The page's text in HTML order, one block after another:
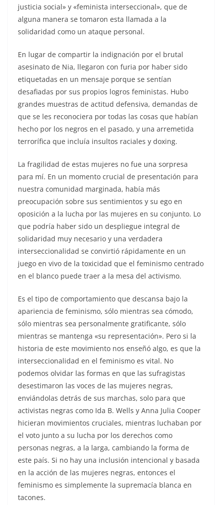
justicia social» y «feminista interseccional», que de
alguna manera se tomaron esta llamada a la
solidaridad como un ataque personal.
En lugar de compartir la indignación por el brutal
asesinato de Nia, llegaron con furia por haber sido
etiquetadas en un mensaje porque se sentían
desafiadas por sus propios logros feministas. Hubo
grandes muestras de actitud defensiva, demandas de
que se les reconociera por todas las cosas que habían
hecho por los negros en el pasado, y una arremetida
terrorífica que incluía insultos raciales y doxing.
La fragilidad de estas mujeres no fue una sorpresa
para mí. En un momento crucial de presentación para
nuestra comunidad marginada, había más
preocupación sobre sus sentimientos y su ego en
oposición a la lucha por las mujeres en su conjunto. Lo
que podría haber sido un despliegue integral de
solidaridad muy necesario y una verdadera
interseccionalidad se convirtió rápidamente en un
juego en vivo de la toxicidad que el feminismo centrado
en el blanco puede traer a la mesa del activismo.
Es el tipo de comportamiento que descansa bajo la
apariencia de feminismo, sólo mientras sea cómodo,
sólo mientras sea personalmente gratificante, sólo
mientras se mantenga «su representación». Pero si la
historia de este movimiento nos enseñó algo, es que la
interseccionalidad en el feminismo es vital. No
podemos olvidar las formas en que las sufragistas
desestimaron las voces de las mujeres negras,
enviándolas detrás de sus marchas, solo para que
activistas negras como Ida B. Wells y Anna Julia Cooper
hicieran movimientos cruciales, mientras luchaban por
el voto junto a su lucha por los derechos como
personas negras, a la larga, cambiando la forma de
este país. Si no hay una inclusión intencional y basada
en la acción de las mujeres negras, entonces el
feminismo es simplemente la supremacía blanca en
tacones.